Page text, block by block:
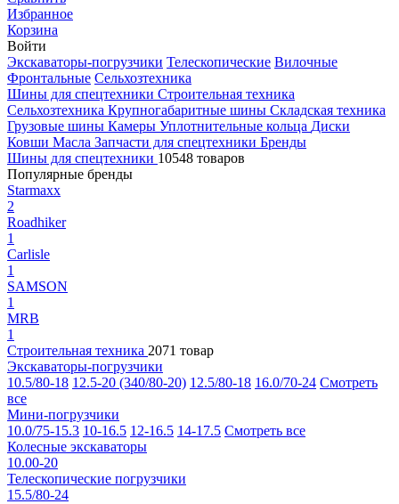
Избранное
Корзина
Войти
Экскаваторы-погрузчики Телескопические Вилочные
Фронтальные Сельхозтехника
Шины для спецтехники Строительная техника
Сельхозтехника Крупногабаритные шины Складская техника
Грузовые шины Камеры Уплотнительные кольца Диски
Ковши Масла Запчасти для спецтехники Бренды
Шины для спецтехники 10548 товаров
Популярные бренды
Starmaxx
2
Roadhiker
1
Carlisle
1
SAMSON
1
MRB
1
Строительная техника 2071 товар
Экскаваторы-погрузчики
10.5/80-18 12.5-20 (340/80-20) 12.5/80-18 16.0/70-24 Смотреть
все
Мини-погрузчики
10.0/75-15.3 10-16.5 12-16.5 14-17.5 Смотреть все
Колесные экскаваторы
10.00-20
Телескопические погрузчики
15.5/80-24